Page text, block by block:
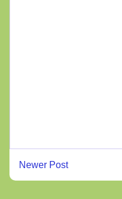
Newer Post